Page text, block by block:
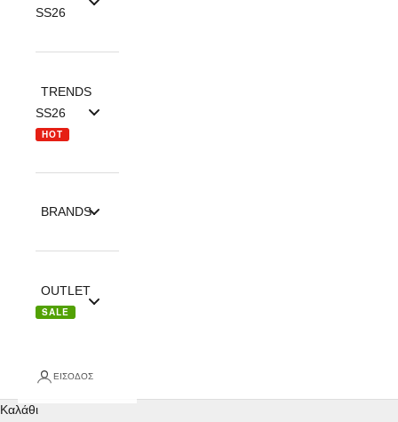
SS26
TRENDS
SS26
HOT
BRANDS
OUTLET
SALE
ΕΊΣΟΔΟΣ
Καλάθι